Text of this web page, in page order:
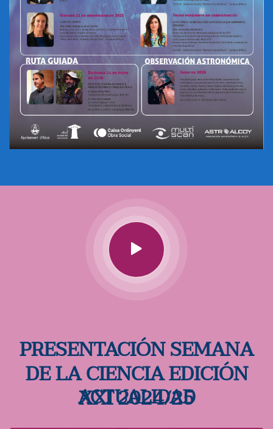
PRESENTACIÓN SEMANA
DE LA CIENCIA EDICIÓN
XXI 2024/25
SEMANA DE LA CIENCIA
ACTUALIDAD